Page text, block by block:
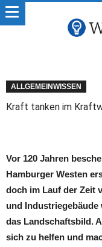
ALLGEMEINWISSEN
Kraft tanken im
Vor 120 Jahren
Hamburger Westen
doch im Lauf der Zeit
und
das Landschaftsbild.
sich zu helfen und